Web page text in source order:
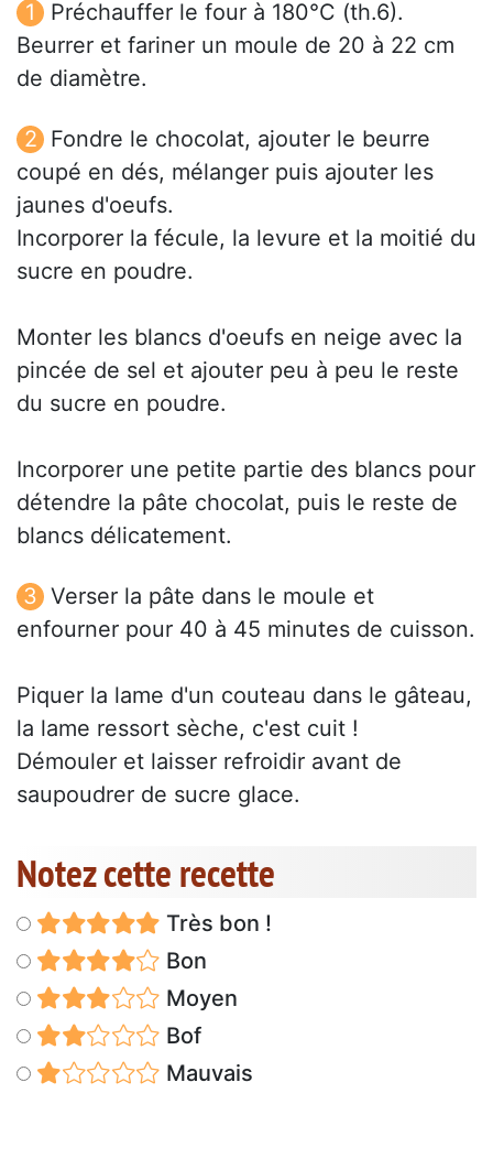
Préchauffer le four à 180°C (th.6).
Beurrer et fariner un moule de 20 à 22 cm
de diamètre.
Fondre le chocolat, ajouter le beurre
coupé en dés, mélanger puis ajouter les
jaunes d'oeufs.
Incorporer la fécule, la levure et la moitié du
sucre en poudre.
Monter les blancs d'oeufs en neige avec la
pincée de sel et ajouter peu à peu le reste
du sucre en poudre.
Incorporer une petite partie des blancs pour
détendre la pâte chocolat, puis le reste de
blancs délicatement.
Verser la pâte dans le moule et
enfourner pour 40 à 45 minutes de cuisson.
Piquer la lame d'un couteau dans le gâteau,
la lame ressort sèche, c'est cuit !
Démouler et laisser refroidir avant de
saupoudrer de sucre glace.
Notez cette recette
Très bon !
Bon
Moyen
Bof
Mauvais